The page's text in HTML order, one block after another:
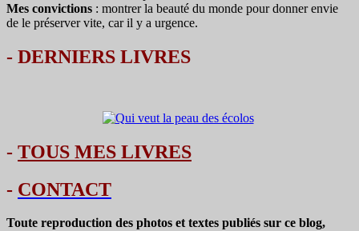
Mes convictions : montrer la beauté du monde pour donner envie
de le préserver vite, car il y a urgence.
- DERNIERS LIVRES
- TOUS MES LIVRES
- CONTACT
Toute reproduction des photos et textes publiés sur ce blog,